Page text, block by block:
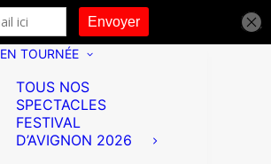
EN TOURNÉE
TOUS NOS
SPECTACLES
FESTIVAL
D’AVIGNON 2026